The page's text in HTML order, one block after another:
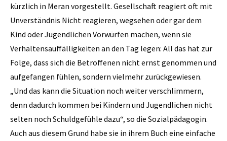
kürzlich in Meran vorgestellt. Gesellschaft reagiert oft mit
Unverständnis Nicht reagieren, wegsehen oder gar dem
Kind oder Jugendlichen Vorwürfen machen, wenn sie
Verhaltensauffälligkeiten an den Tag legen: All das hat zur
Folge, dass sich die Betroffenen nicht ernst genommen und
aufgefangen fühlen, sondern vielmehr zurückgewiesen.
„Und das kann die Situation noch weiter verschlimmern,
denn dadurch kommen bei Kindern und Jugendlichen nicht
selten noch Schuldgefühle dazu“, so die Sozialpädagogin.
Auch aus diesem Grund habe sie in ihrem Buch eine einfache